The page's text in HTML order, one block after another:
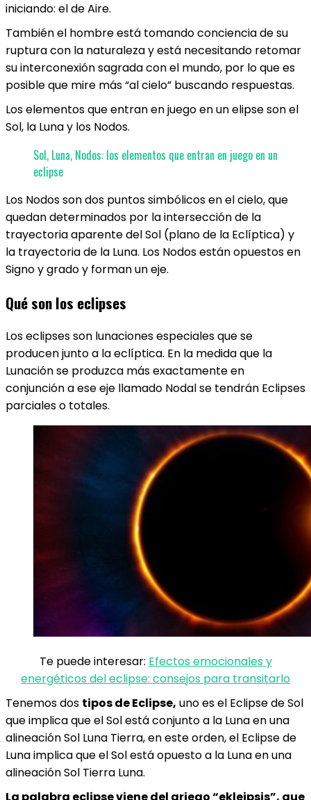
iniciando: el de Aire.
También el hombre está tomando conciencia de su
ruptura con la naturaleza y está necesitando retomar
su interconexión sagrada con el mundo, por lo que es
posible que mire más “al cielo” buscando respuestas.
Los elementos que entran en juego en un elipse son el
Sol, la Luna y los Nodos.
Sol, Luna, Nodos: los elementos que entran en juego en un
eclipse
Los Nodos son dos puntos simbólicos en el cielo, que
quedan determinados por la intersección de la
trayectoria aparente del Sol (plano de la Eclíptica) y
la trayectoria de la Luna. Los Nodos están opuestos en
Signo y grado y forman un eje.
Qué son los eclipses
Los eclipses son lunaciones especiales que se
producen junto a la eclíptica. En la medida que la
Lunación se produzca más exactamente en
conjunción a ese eje llamado Nodal se tendrán Eclipses
parciales o totales.
Te puede interesar: Efectos emocionales y
energéticos del eclipse: consejos para transitarlo
Tenemos dos tipos de Eclipse, uno es el Eclipse de Sol
que implica que el Sol está conjunto a la Luna en una
alineación Sol Luna Tierra, en este orden, el Eclipse de
Luna implica que el Sol está opuesto a la Luna en una
alineación Sol Tierra Luna.